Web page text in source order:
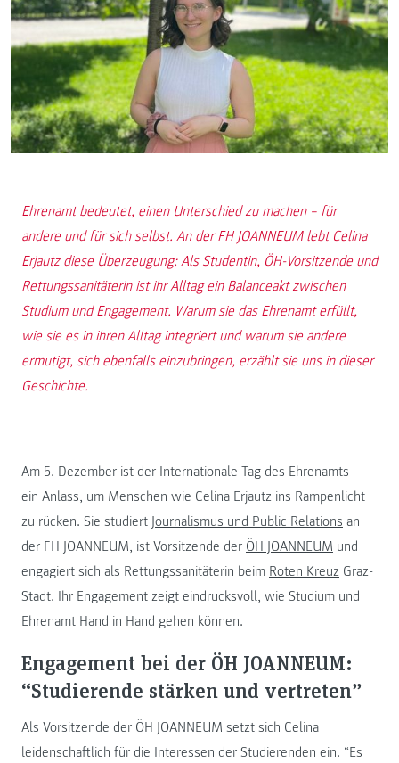
Ehrenamt bedeutet, einen Unterschied zu machen – für
andere und für sich selbst. An der FH JOANNEUM lebt Celina
Erjautz diese Überzeugung: Als Studentin, ÖH-Vorsitzende und
Rettungssanitäterin ist ihr Alltag ein Balanceakt zwischen
Studium und Engagement. Warum sie das Ehrenamt erfüllt,
wie sie es in ihren Alltag integriert und warum sie andere
ermutigt, sich ebenfalls einzubringen, erzählt sie uns in dieser
Geschichte.
Am 5. Dezember ist der Internationale Tag des Ehrenamts –
ein Anlass, um Menschen wie Celina Erjautz ins Rampenlicht
zu rücken. Sie studiert Journalismus und Public Relations an
der FH JOANNEUM, ist Vorsitzende der ÖH JOANNEUM und
engagiert sich als Rettungssanitäterin beim Roten Kreuz Graz-
Stadt. Ihr Engagement zeigt eindrucksvoll, wie Studium und
Ehrenamt Hand in Hand gehen können.
Engagement bei der ÖH JOANNEUM:
“Studierende stärken und vertreten”
Als Vorsitzende der ÖH JOANNEUM setzt sich Celina
leidenschaftlich für die Interessen der Studierenden ein. “Es